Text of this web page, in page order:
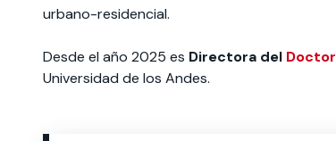
urbano-residencial.
Desde el año 2025 es Directora del
Universidad de los Andes.